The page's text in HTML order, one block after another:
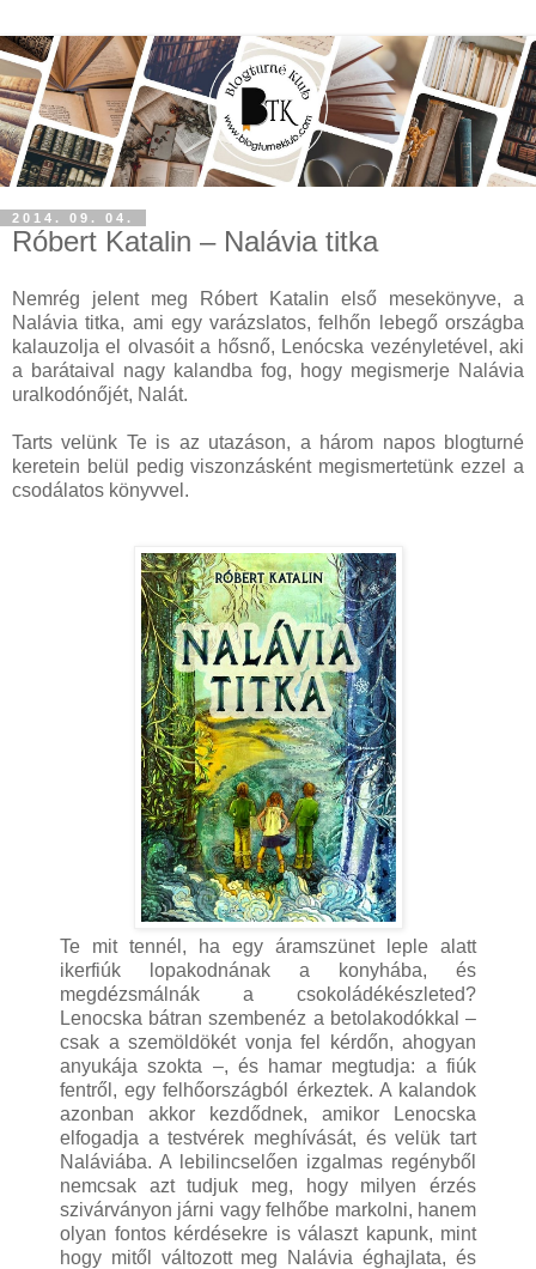
2014. 09. 04.
Róbert Katalin – Nalávia titka
Nemrég jelent meg Róbert Katalin első mesekönyve, a
Nalávia titka, ami egy varázslatos, felhőn lebegő országba
kalauzolja el olvasóit a hősnő, Lenócska vezényletével, aki
a barátaival nagy kalandba fog, hogy megismerje Nalávia
uralkodónőjét, Nalát.
Tarts velünk Te is az utazáson, a három napos blogturné
keretein belül pedig viszonzásként megismertetünk ezzel a
csodálatos könyvvel.
Te mit tennél, ha egy áramszünet leple alatt
ikerfiúk lopakodnának a konyhába, és
megdézsmálnák a csokoládékészleted?
Lenocska bátran szembenéz a betolakodókkal –
csak a szemöldökét vonja fel kérdőn, ahogyan
anyukája szokta –, és hamar megtudja: a fiúk
fentről, egy felhőországból érkeztek. A kalandok
azonban akkor kezdődnek, amikor Lenocska
elfogadja a testvérek meghívását, és velük tart
Naláviába. A lebilincselően izgalmas regényből
nemcsak azt tudjuk meg, hogy milyen érzés
szivárványon járni vagy felhőbe markolni, hanem
olyan fontos kérdésekre is választ kapunk, mint
hogy mitől változott meg Nalávia éghajlata, és